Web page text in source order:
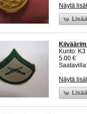
Näytä
Kunto:
5.00 €
Näytä